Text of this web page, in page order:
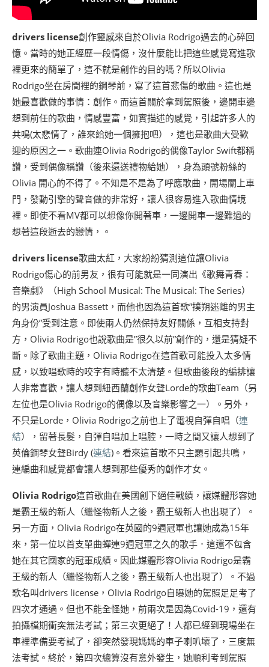
drivers license創作靈感來自於Olivia Rodrigo過去的心碎回
憶。當時的她正經歷一段情傷，沒什麼能比把這些感覺寫進歌
裡更來的簡單了，這不就是創作的目的嗎？所以Olivia
Rodrigo坐在房間裡的鋼琴前，寫了這首悲傷的歌曲。這也是
她最喜歡做的事情：創作。而這首關於拿到駕照後，邊開車邊
想到前任的歌曲，情感豐富，如實描述的感覺，引起許多人的
共鳴(太悲情了，誰來給她一個擁抱吧），這也是歌曲大受歡
迎的原因之一。歌曲連Olivia Rodrigo的偶像Taylor Swift都稱
讚，受到偶像稱讚（後來還送禮物給她），身為頭號粉絲的
Olivia 開心的不得了。不知是不是為了呼應歌曲，開場關上車
門，發動引擎的聲音做的非常好，讓人很容易進入歌曲情境
裡。即使不看MV都可以想像你開著車，一邊開車一邊難過的
想著這段逝去的戀情，。
drivers license歌曲太紅，大家紛紛猜測這位讓Olivia
Rodrigo傷心的前男友，很有可能就是一同演出《歌舞青春：
音樂劇》（High School Musical: The Musical: The Series）
的男演員Joshua Bassett，而他也因為這首歌”撲朔迷離的男主
角身份”受到注意。即使兩人仍然保持友好關係，互相支持對
方，Olivia Rodrigo也說歌曲是”很久以前”創作的，還是猜疑不
斷。除了歌曲主題，Olivia Rodrigo在這首歌可能投入太多情
感，以致唱歌時的咬字有時聽不太清楚。但歌曲後段的編排讓
人非常喜歡，讓人想到紐西蘭創作女聲Lorde的歌曲Team（另
左位也是Olivia Rodrigo的偶像以及音樂影響之一）。另外，
不只是Lorde，Olivia Rodrigo之前也上了電視自彈自唱（連
結），留著長髮，自彈自唱加上唱腔，一時之間又讓人想到了
英倫鋼琴女聲Birdy (連結)。看來這首歌不只主題引起共鳴，
連編曲和感覺都會讓人想到那些優秀的創作才女。
Olivia Rodrigo這首歌曲在美國創下絕佳戰績，讓媒體形容她
是霸王級的新人（繼怪物新人之後，霸王級新人也出現了）。
另一方面，Olivia Rodrigo在英國的9週冠軍也讓她成為15年
來，第一位以首支單曲蟬連9週冠軍之久的歌手．這還不包含
她在其它國家的冠軍成績。因此媒體形容Olivia Rodrigo是霸
王級的新人（繼怪物新人之後，霸王級新人也出現了）。不過
歌名叫drivers license，Olivia Rodrigo自曝她的駕照足足考了
四次才通過。但也不能全怪她，前兩次是因為Covid-19，還有
拍攝檔期衝突無法考試；第三次更絕了！人都已經到現場坐在
車裡準備要考試了，卻突然發現媽媽的車子喇叭壞了，三度無
法考試。終於，第四次總算沒有意外發生，她順利考到駕照